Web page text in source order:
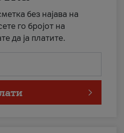
без најава на
го бројот на
да ја платите.